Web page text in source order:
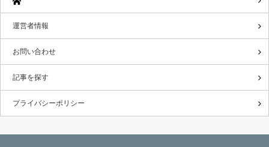
運営者情報
お問い合わせ
記事を探す
プライバシーポリシー